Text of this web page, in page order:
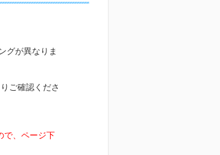
グが異なりま
ご確認くださ
で、ページ下